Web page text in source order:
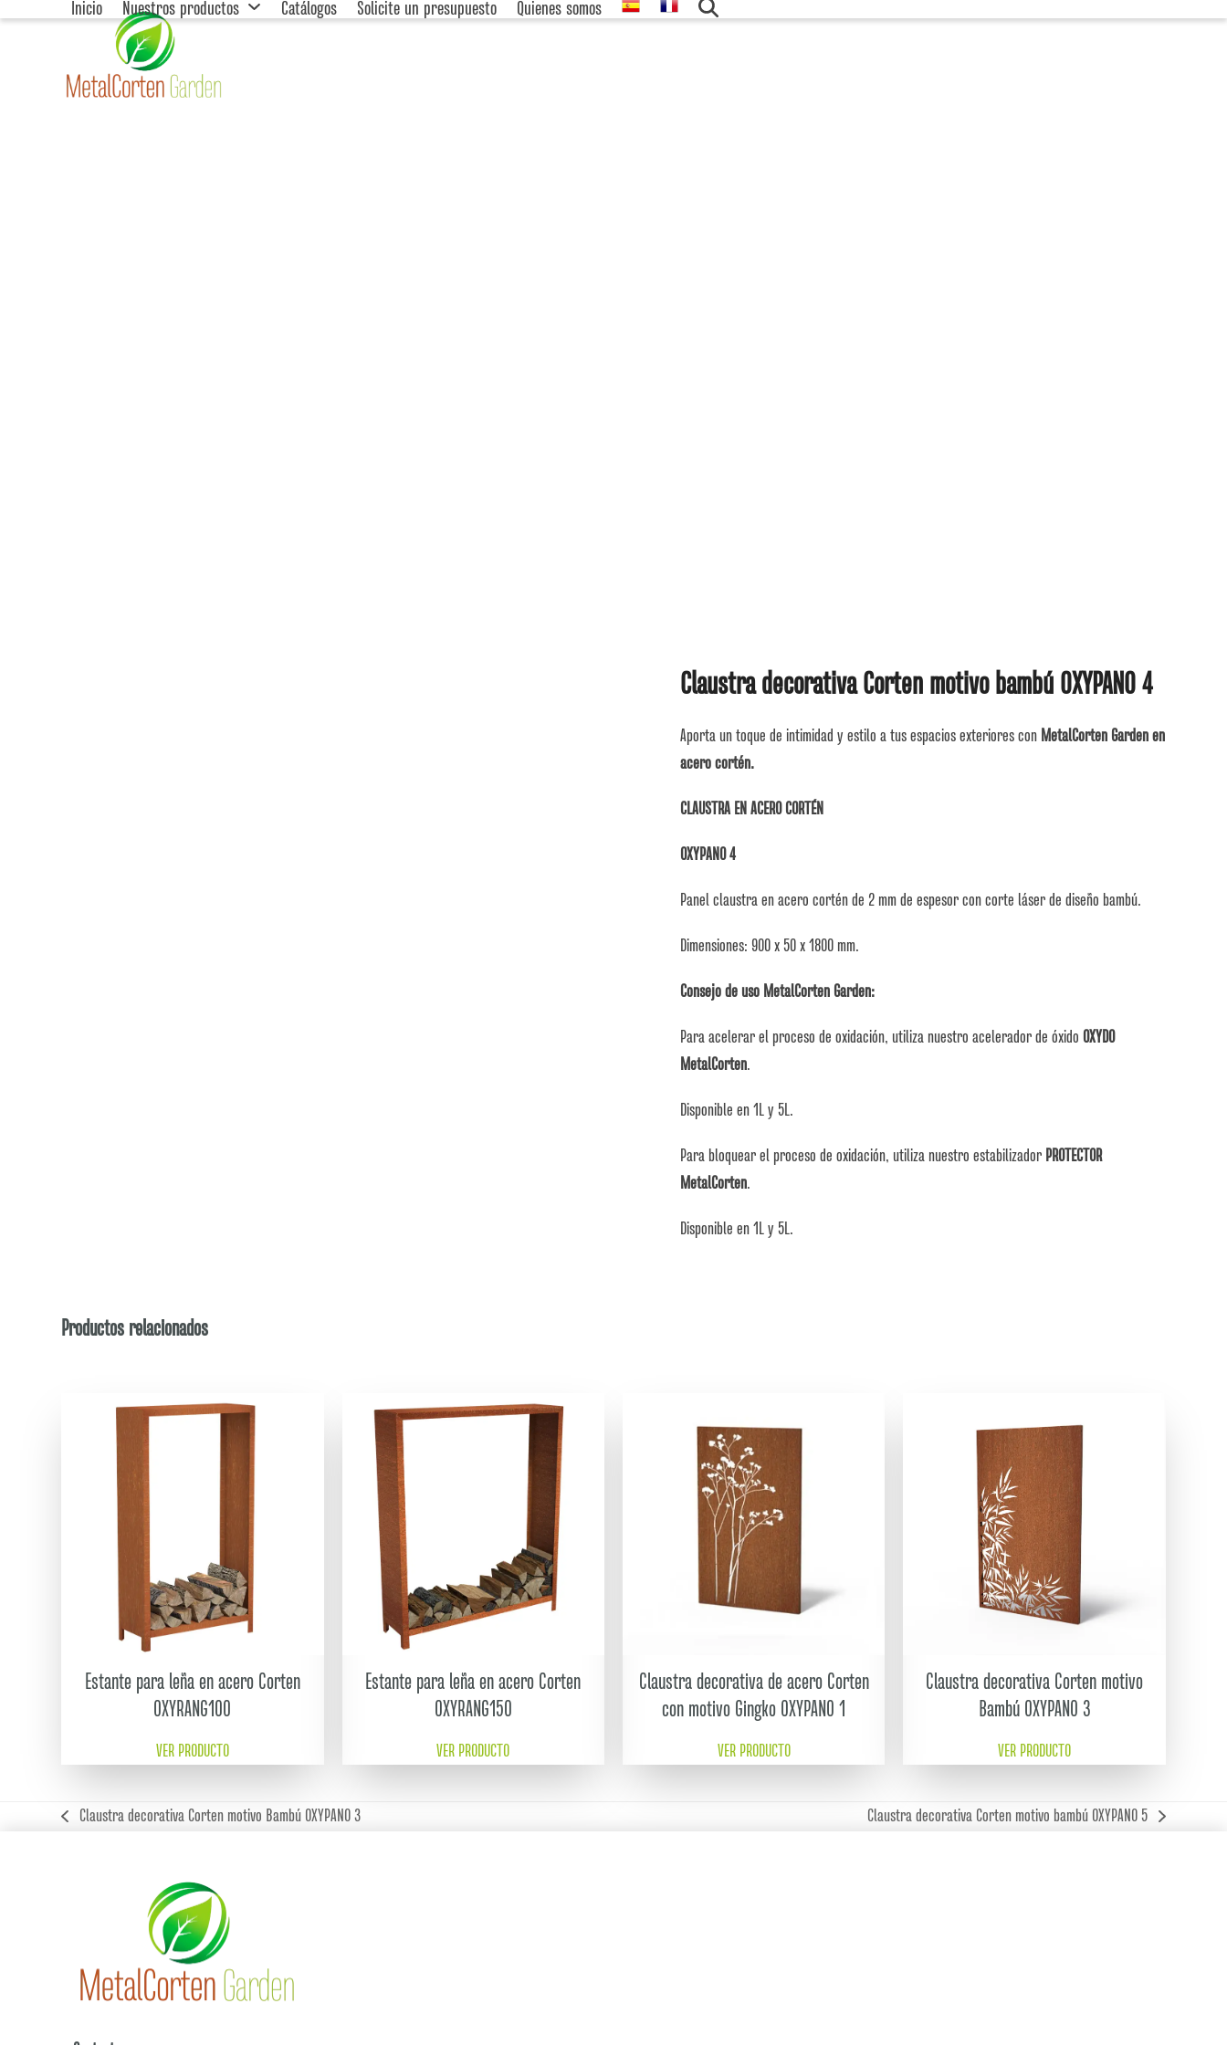
Inicio Nuestros productos Catálogos Solicite un presupuesto Quienes somos
Claustra decorativa Corten motivo bambú OXYPANO 4
Aporta un toque de intimidad y estilo a tus espacios exteriores conMetalCorten Garden en
acero cortén.
CLAUSTRA EN ACERO CORTÉN
OXYPANO 4
Panel claustra en acero cortén de 2 mm de espesor con corte láser de diseño bambú.
Dimensiones: 900 x 50 x 1800 mm.
Consejo de uso MetalCorten Garden:
Para acelerar el proceso de oxidación, utiliza nuestro acelerador de óxido OXYDO
MetalCorten.
Disponible en 1L y 5L.
Para bloquear el proceso de oxidación, utiliza nuestro estabilizador PROTECTOR
MetalCorten.
Disponible en 1L y 5L.
Productos relacionados
Estante para leña en acero Corten
OXYRANG100
VER PRODUCTO
Estante para leña en acero Corten
OXYRANG150
VER PRODUCTO
Claustra decorativa de acero Corten
con motivo Gingko OXYPANO 1
VER PRODUCTO
Claustra decorativa Corten motivo
Bambú OXYPANO 3
VER PRODUCTO
previous
Claustra decorativa Corten motivo Bambú OXYPANO 3 Claustra decorativa Corten motivo bambú OXYPANO 5